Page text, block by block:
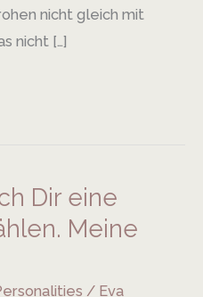
nicht gleich mit
nicht […]
Dir eine
Meine
/ Eva